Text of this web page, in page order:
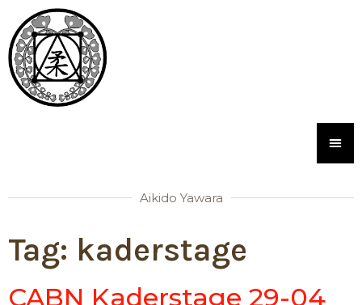
Aikido Yawara
Tag: kaderstage
CABN Kaderstage 29-04